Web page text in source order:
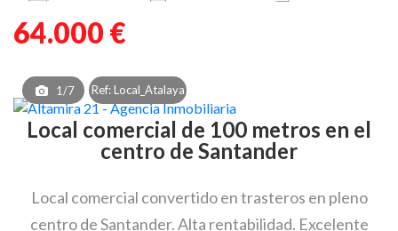
64.000 €
1/7 Ref: Local_Atalaya
Local comercial de 100 metros en el
centro de Santander
Local comercial convertido en trasteros en pleno
centro de Santander. Alta rentabilidad. Excelente